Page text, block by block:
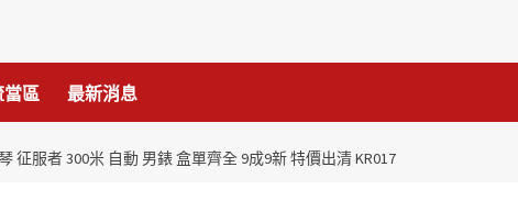
當區 最新消息
征服者 300米 自動 男錶 盒單齊全 9成9新 特價出清 KR017